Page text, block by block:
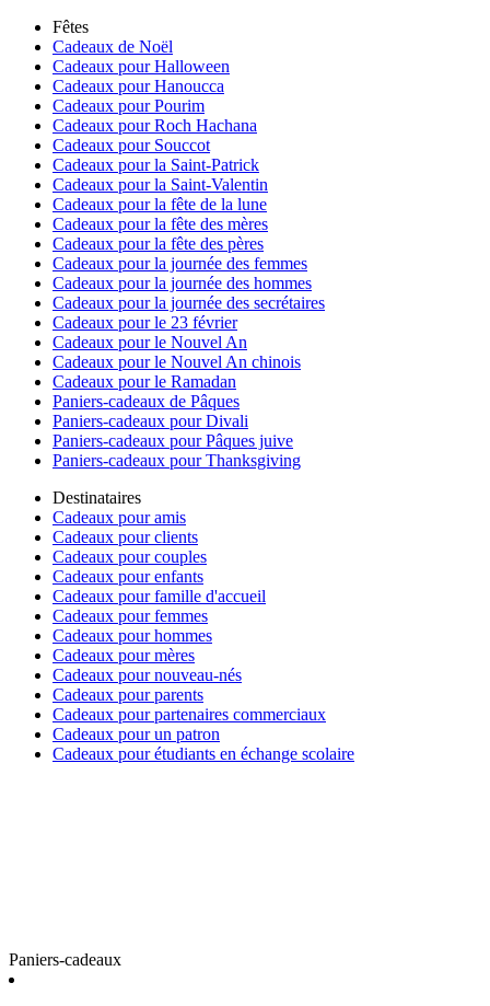
Fêtes
Cadeaux de Noël
Cadeaux pour Halloween
Cadeaux pour Hanoucca
Cadeaux pour Pourim
Cadeaux pour Roch Hachana
Cadeaux pour Souccot
Cadeaux pour la Saint-Patrick
Cadeaux pour la Saint-Valentin
Cadeaux pour la fête de la lune
Cadeaux pour la fête des mères
Cadeaux pour la fête des pères
Cadeaux pour la journée des femmes
Cadeaux pour la journée des hommes
Cadeaux pour la journée des secrétaires
Cadeaux pour le 23 février
Cadeaux pour le Nouvel An
Cadeaux pour le Nouvel An chinois
Cadeaux pour le Ramadan
Paniers-cadeaux de Pâques
Paniers-cadeaux pour Divali
Paniers-cadeaux pour Pâques juive
Paniers-cadeaux pour Thanksgiving
Destinataires
Cadeaux pour amis
Cadeaux pour clients
Cadeaux pour couples
Cadeaux pour enfants
Cadeaux pour famille d'accueil
Cadeaux pour femmes
Cadeaux pour hommes
Cadeaux pour mères
Cadeaux pour nouveau-nés
Cadeaux pour parents
Cadeaux pour partenaires commerciaux
Cadeaux pour un patron
Cadeaux pour étudiants en échange scolaire
Paniers-cadeaux